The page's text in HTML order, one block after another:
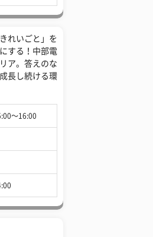
れいごと」を
する！中部電
ア。答えのな
長し続ける環
〜16:00